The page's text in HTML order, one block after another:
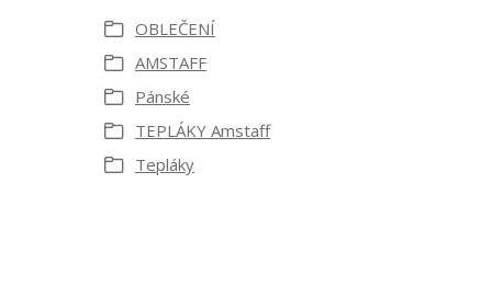
OBLEČENÍ
AMSTAFF
Pánské
TEPLÁKY Amstaff
Tepláky